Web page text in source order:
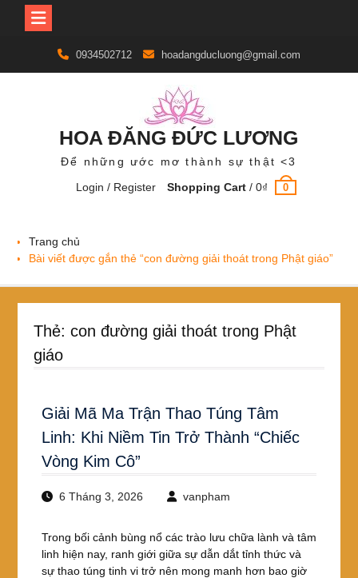
content
0934502712 hoadangducluong@gmail.com
HOA ĐĂNG ĐỨC LƯƠNG
Để những ước mơ thành sự thật <3
Login / Register
Shopping Cart /0₫ 0
Trang chủ
Bài viết được gắn thẻ “con đường giải thoát trong Phật giáo”
Thẻ: con đường giải thoát trong Phật
giáo
Giải Mã Ma Trận Thao Túng Tâm
Linh: Khi Niềm Tin Trở Thành “Chiếc
Vòng Kim Cô”
6 Tháng 3, 2026 vanpham
Trong bối cảnh bùng nổ các trào lưu chữa lành và tâm
linh hiện nay, ranh giới giữa sự dẫn dắt tỉnh thức và
sự thao túng tinh vi trở nên mong manh hơn bao giờ